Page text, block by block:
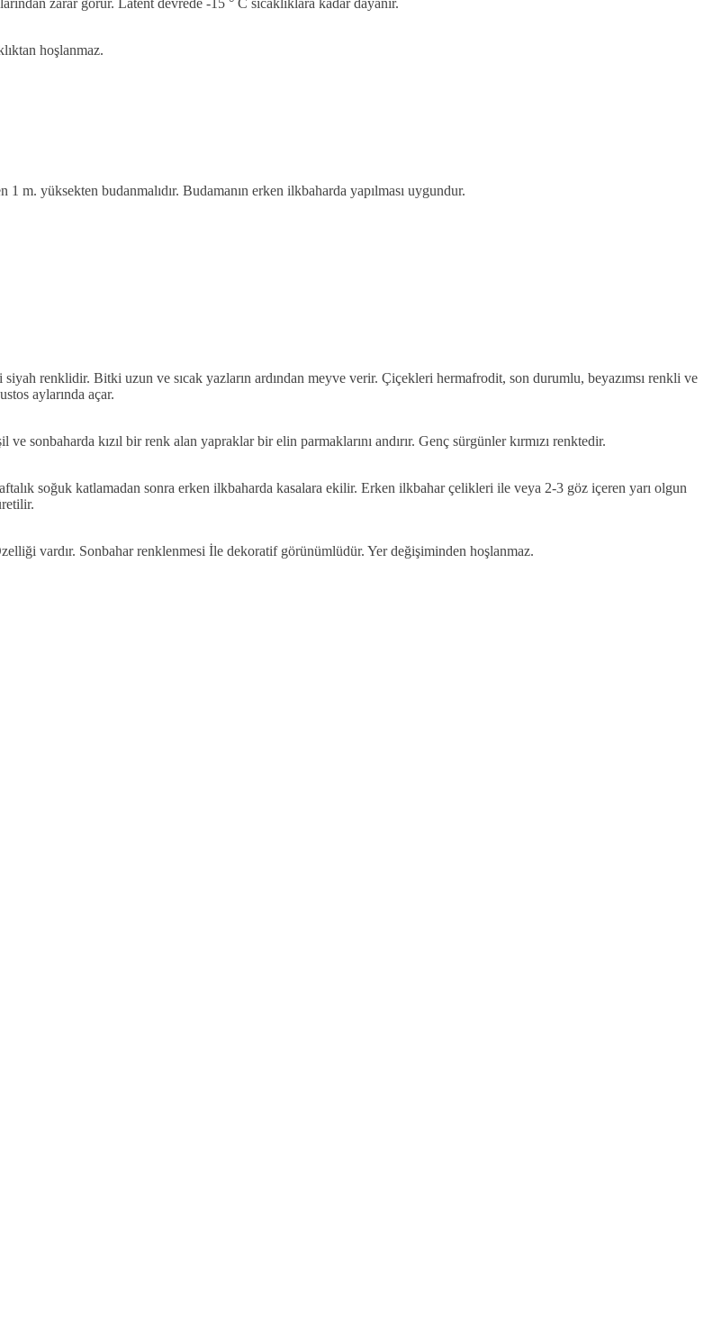
hoşlanmaz.
m. yüksekten budanmalıdır. Budamanın erken ilkbaharda yapılması uygundur.
renklidir. Bitki uzun ve sıcak yazların ardından meyve verir. Çiçekleri hermafrodit, son durumlu, beyazımsı renkli ve
aylarında açar.
sonbaharda kızıl bir renk alan yapraklar bir elin parmaklarını andırır. Genç sürgünler kırmızı renktedir.
soğuk katlamadan sonra erken ilkbaharda kasalara ekilir. Erken ilkbahar çelikleri ile veya 2-3 göz içeren yarı olgun
vardır. Sonbahar renklenmesi İle dekoratif görünümlüdür. Yer değişiminden hoşlanmaz.